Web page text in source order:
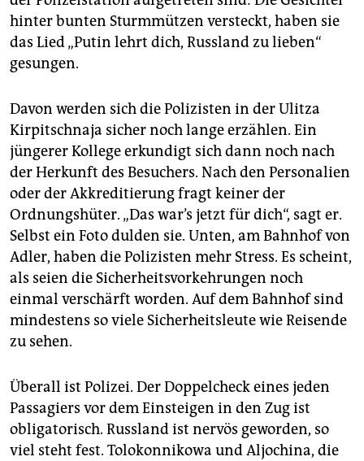
hinter bunten Sturmmützen versteckt, haben sie
das Lied „Putin lehrt dich, Russland zu lieben“
gesungen.
Davon werden sich die Polizisten in der Ulitza
Kirpitschnaja sicher noch lange erzählen. Ein
jüngerer Kollege erkundigt sich dann noch nach
der Herkunft des Besuchers. Nach den Personalien
oder der Akkreditierung fragt keiner der
Ordnungshüter. „Das war’s jetzt für dich“, sagt er.
Selbst ein Foto dulden sie. Unten, am Bahnhof von
Adler, haben die Polizisten mehr Stress. Es scheint,
als seien die Sicherheitsvorkehrungen noch
einmal verschärft worden. Auf dem Bahnhof sind
mindestens so viele Sicherheitsleute wie Reisende
zu sehen.
Überall ist Polizei. Der Doppelcheck eines jeden
Passagiers vor dem Einsteigen in den Zug ist
obligatorisch. Russland ist nervös geworden, so
viel steht fest. Tolokonnikowa und Aljochina, die